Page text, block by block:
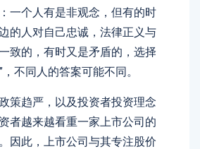
一个人有是非观念，但有的时
的人对自己忠诚，法律正义与
致的，有时又是矛盾的，选择
，不同人的答案可能不同。
策趋严，以及投资者投资理念
者越来越看重一家上市公司的
因此，上市公司与其专注股价